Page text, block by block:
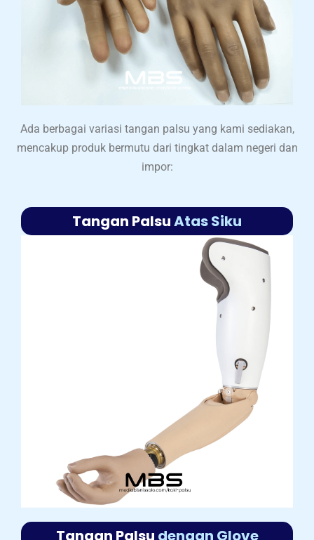
Ada berbagai variasi tangan palsu yang kami sediakan,
mencakup produk bermutu dari tingkat dalam negeri dan
impor:
Tangan PalsuAtas Siku
Tangan Palsu dengan Glove